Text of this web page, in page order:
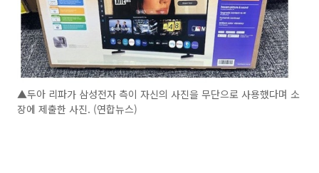
▲두아 리파가 삼성전자 측이 자신의 사진을 무단으로 사용했다며 소
장에 제출한 사진. (연합뉴스)